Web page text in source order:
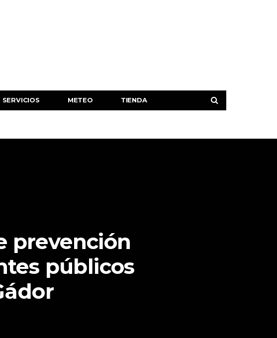
SERVICIOS METEO TIENDA
prevención
públicos